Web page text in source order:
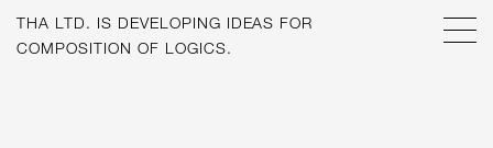
THA LTD. IS DEVELOPING IDEAS FOR
COMPOSITION OF LOGICS.